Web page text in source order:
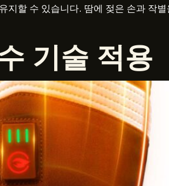
할 수 있습니다. 땀에 젖은 손과 작
기술 적용